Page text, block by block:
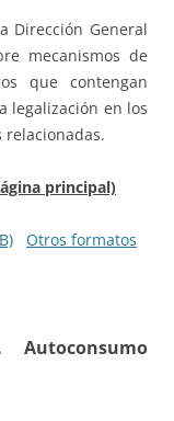
Dirección General
mecanismos de
que contengan
legalización en los
relacionadas.
principal)
Otros formatos
Autoconsumo